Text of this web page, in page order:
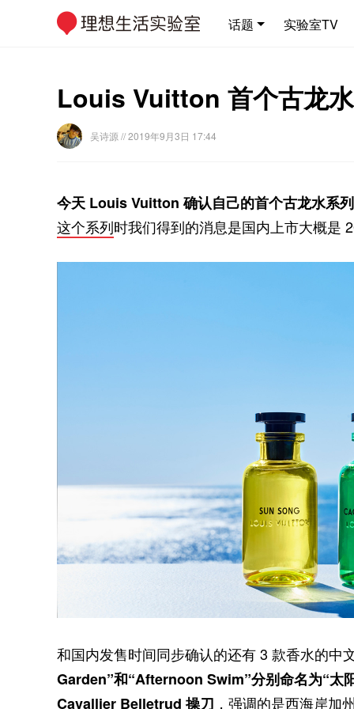
话题 实验室TV
Louis Vuitton 首个古龙
吴诗源 // 2019年9月3日 17:44
今天 Louis Vuitton 确认自己的首个古龙水系
这个系列时我们得到的消息是国内上市大概是
和国内发售时间同步确认的还有 3 款香水的中
Garden”和“Afternoon Swim”分别命名为“太
Cavallier Belletrud 操刀 ，强调的是西海岸加